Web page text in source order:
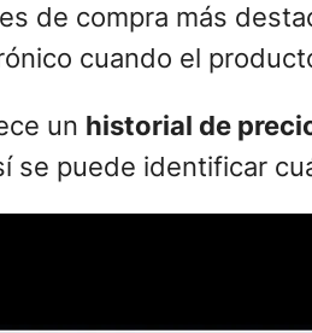
de compra más
cuando el
un historial de
se puede identificar